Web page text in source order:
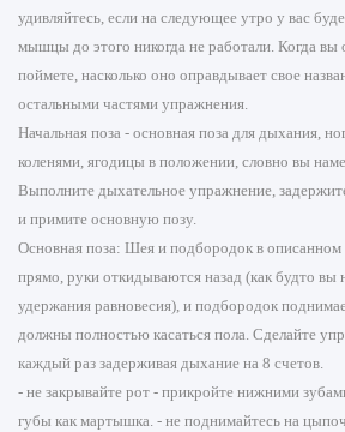
удивляйтесь, если на следующее утро у вас
мышцы до этого никогда не работали. Когда вы
поймете, насколько оно оправдывает свое
остальными частями упражнения.
Начальная поза - основная поза для дыхания,
коленями, ягодицы в положении, словно вы
Выполните дыхательное упражнение,
и примите основную позу.
Основная поза: Шея и подбородок в
прямо, руки откидываются назад (как будто вы
удержания равновесия), и подбородок
должны полностью касаться пола. Сделайте
каждый раз задерживая дыхание на 8 счетов.
- не закрывайте рот - прикройте нижними
губы как мартышка. - не поднимайтесь на